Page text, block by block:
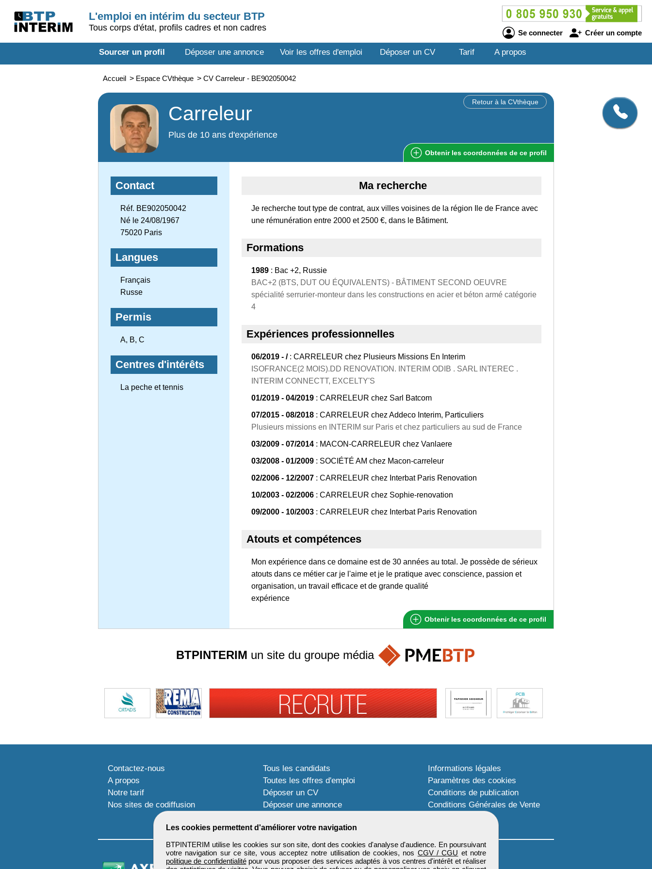
L'emploi en intérim du secteur BTP
Tous corps d'état, profils cadres et non cadres
Se connecter Créer un compte
Sourcer un profil Déposer une annonce Voir les offres d'emploi Déposer un CV Tarif A propos
Accueil > Espace CVthèque > CV Carreleur - BE902050042
Retour à la CVthèque
Carreleur
Plus de 10 ans d'expérience
Obtenir les coordonnées de ce profil
Contact
Réf. BE902050042
Né le 24/08/1967
75020 Paris
Langues
Français
Russe
Permis
A, B, C
Centres d'intérêts
La peche et tennis
Ma recherche
Je recherche tout type de contrat, aux villes voisines de la région Ile de France avec
une rémunération entre 2000 et 2500 €, dans le Bâtiment.
Formations
1989 : Bac +2, Russie
BAC+2 (BTS, DUT OU ÉQUIVALENTS) - BÂTIMENT SECOND OEUVRE
spécialité serrurier-monteur dans les constructions en acier et béton armé catégorie
4
Expériences professionnelles
06/2019 - /: CARRELEUR chez Plusieurs Missions En Interim
ISOFRANCE(2 MOIS).DD RENOVATION. INTERIM ODIB . SARL INTEREC .
INTERIM CONNECTT, EXCELTY'S
01/2019 - 04/2019 : CARRELEUR chez Sarl Batcom
07/2015 - 08/2018 : CARRELEUR chez Addeco Interim, Particuliers
Plusieurs missions en INTERIM sur Paris et chez particuliers au sud de France
03/2009 - 07/2014 : MACON-CARRELEUR chez Vanlaere
03/2008 - 01/2009 : SOCIÉTÉ AM chez Macon-carreleur
02/2006 - 12/2007 : CARRELEUR chez Interbat Paris Renovation
10/2003 - 02/2006 : CARRELEUR chez Sophie-renovation
09/2000 - 10/2003 : CARRELEUR chez Interbat Paris Renovation
Atouts et compétences
Mon expérience dans ce domaine est de 30 années au total. Je possède de sérieux
atouts dans ce métier car je l'aime et je le pratique avec conscience, passion et
organisation, un travail efficace et de grande qualité
expérience
Obtenir les coordonnées de ce profil
Les cookies permettent d'améliorer votre navigation
BTPINTERIM utilise les cookies sur son site, dont des cookies d'analyse d'audience. En poursuivant
votre navigation sur ce site, vous acceptez notre utilisation de cookies, nos CGV / CGU et notre
politique de confidentialitépour vous proposer des services adaptés à vos centres d'intérêt et réaliser
BTPINTERIM un site du groupe média
Contactez-nous
A propos
Notre tarif
Nos sites de codiffusion
Tous les candidats
Toutes les offres d'emploi
Déposer un CV
Déposer une annonce
Informations légales
Paramètres des cookies
Conditions de publication
Conditions Générales de Vente